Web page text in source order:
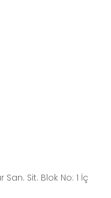
Sit. Blok No: 1 İç